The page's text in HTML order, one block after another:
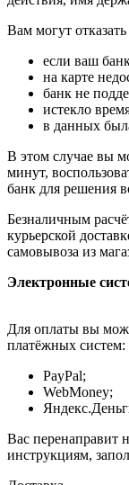
Вам могут
если ваш
на карте
банк не
истекло
в данных
В этом случае вы
минут,
банк для решения
Безналичным
курьерской
самовывоза из
Электронные
Для оплаты вы
платёжных систем:
PayPal;
WebMoney;
Вас перенаправит
инструкциям,